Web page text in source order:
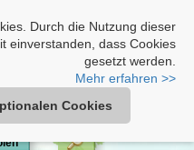
Durch die Nutzung dieser
einverstanden, dass Cookies
gesetzt werden.
Mehr erfahren >>
Cookies